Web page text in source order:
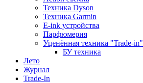
Техника Dyson
Техника Garmin
E-ink устройства
Парфюмерия
Уценённая техника "Trade-in"
БУ техника
Лето
Журнал
Trade-In